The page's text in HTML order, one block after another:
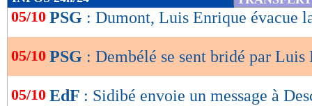
de
OK
05/10 PSG : Dumont, Luis Enrique évacue
05/10 PSG : Dembélé se sent bridé par Luis
05/10 EdF : Sidibé envoie un message à